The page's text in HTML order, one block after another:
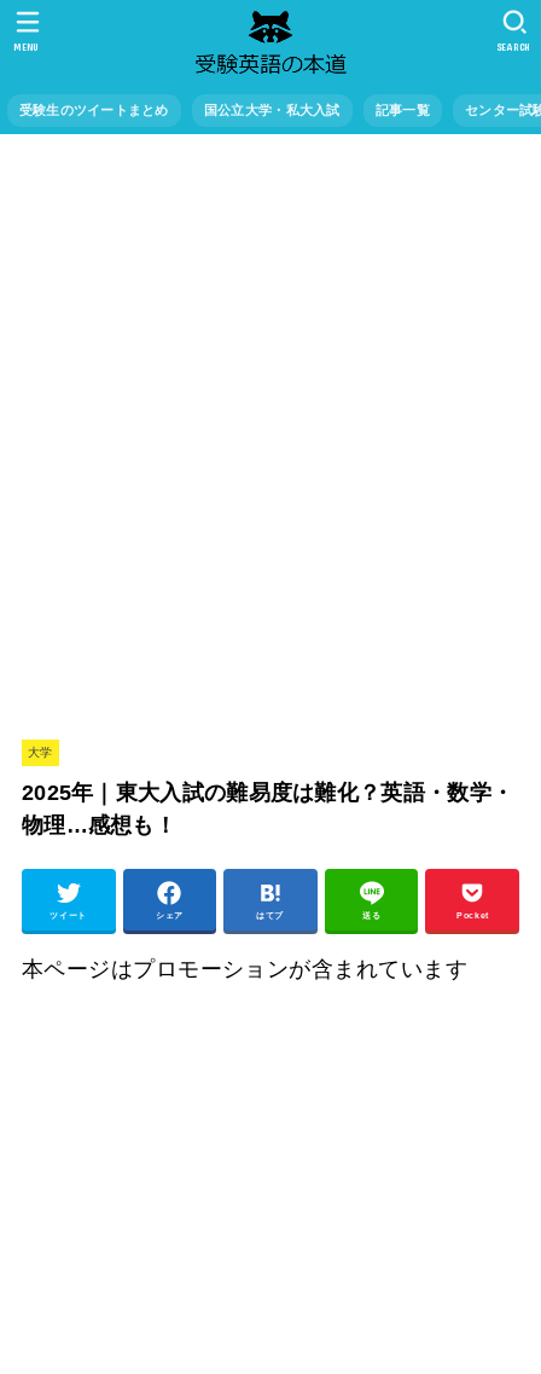
受験生のツイートまとめ 国公立大学・私大入試 記事一覧 センター試
SEARCH
MENU
大学
2025年｜東大入試の難易度は難化？英語・数学・
物理…感想も！
ツイート シェア はてブ 送る Pocket
本ページはプロモーションが含まれています